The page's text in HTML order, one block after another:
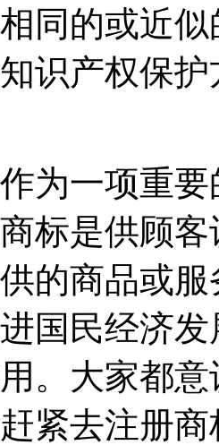
同的或近
识产权保
为一项重
标是供顾
的商品或
国民经济
。大家都
紧去注册